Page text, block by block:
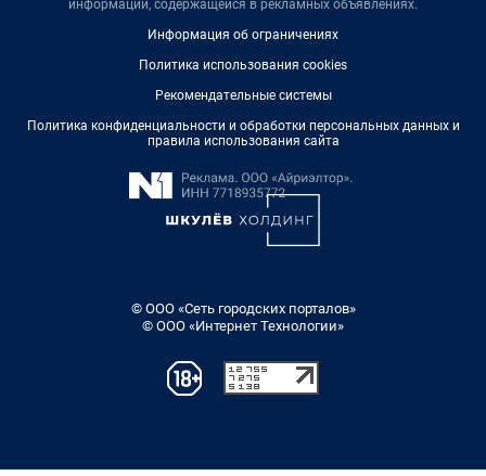
информации, содержащейся в рекламных объявлениях.
Информация об ограничениях
Политика использования cookies
Рекомендательные системы
Политика конфиденциальности и обработки персональных данных и
правила использования сайта
© ООО «Сеть городских порталов»
© ООО «Интернет Технологии»